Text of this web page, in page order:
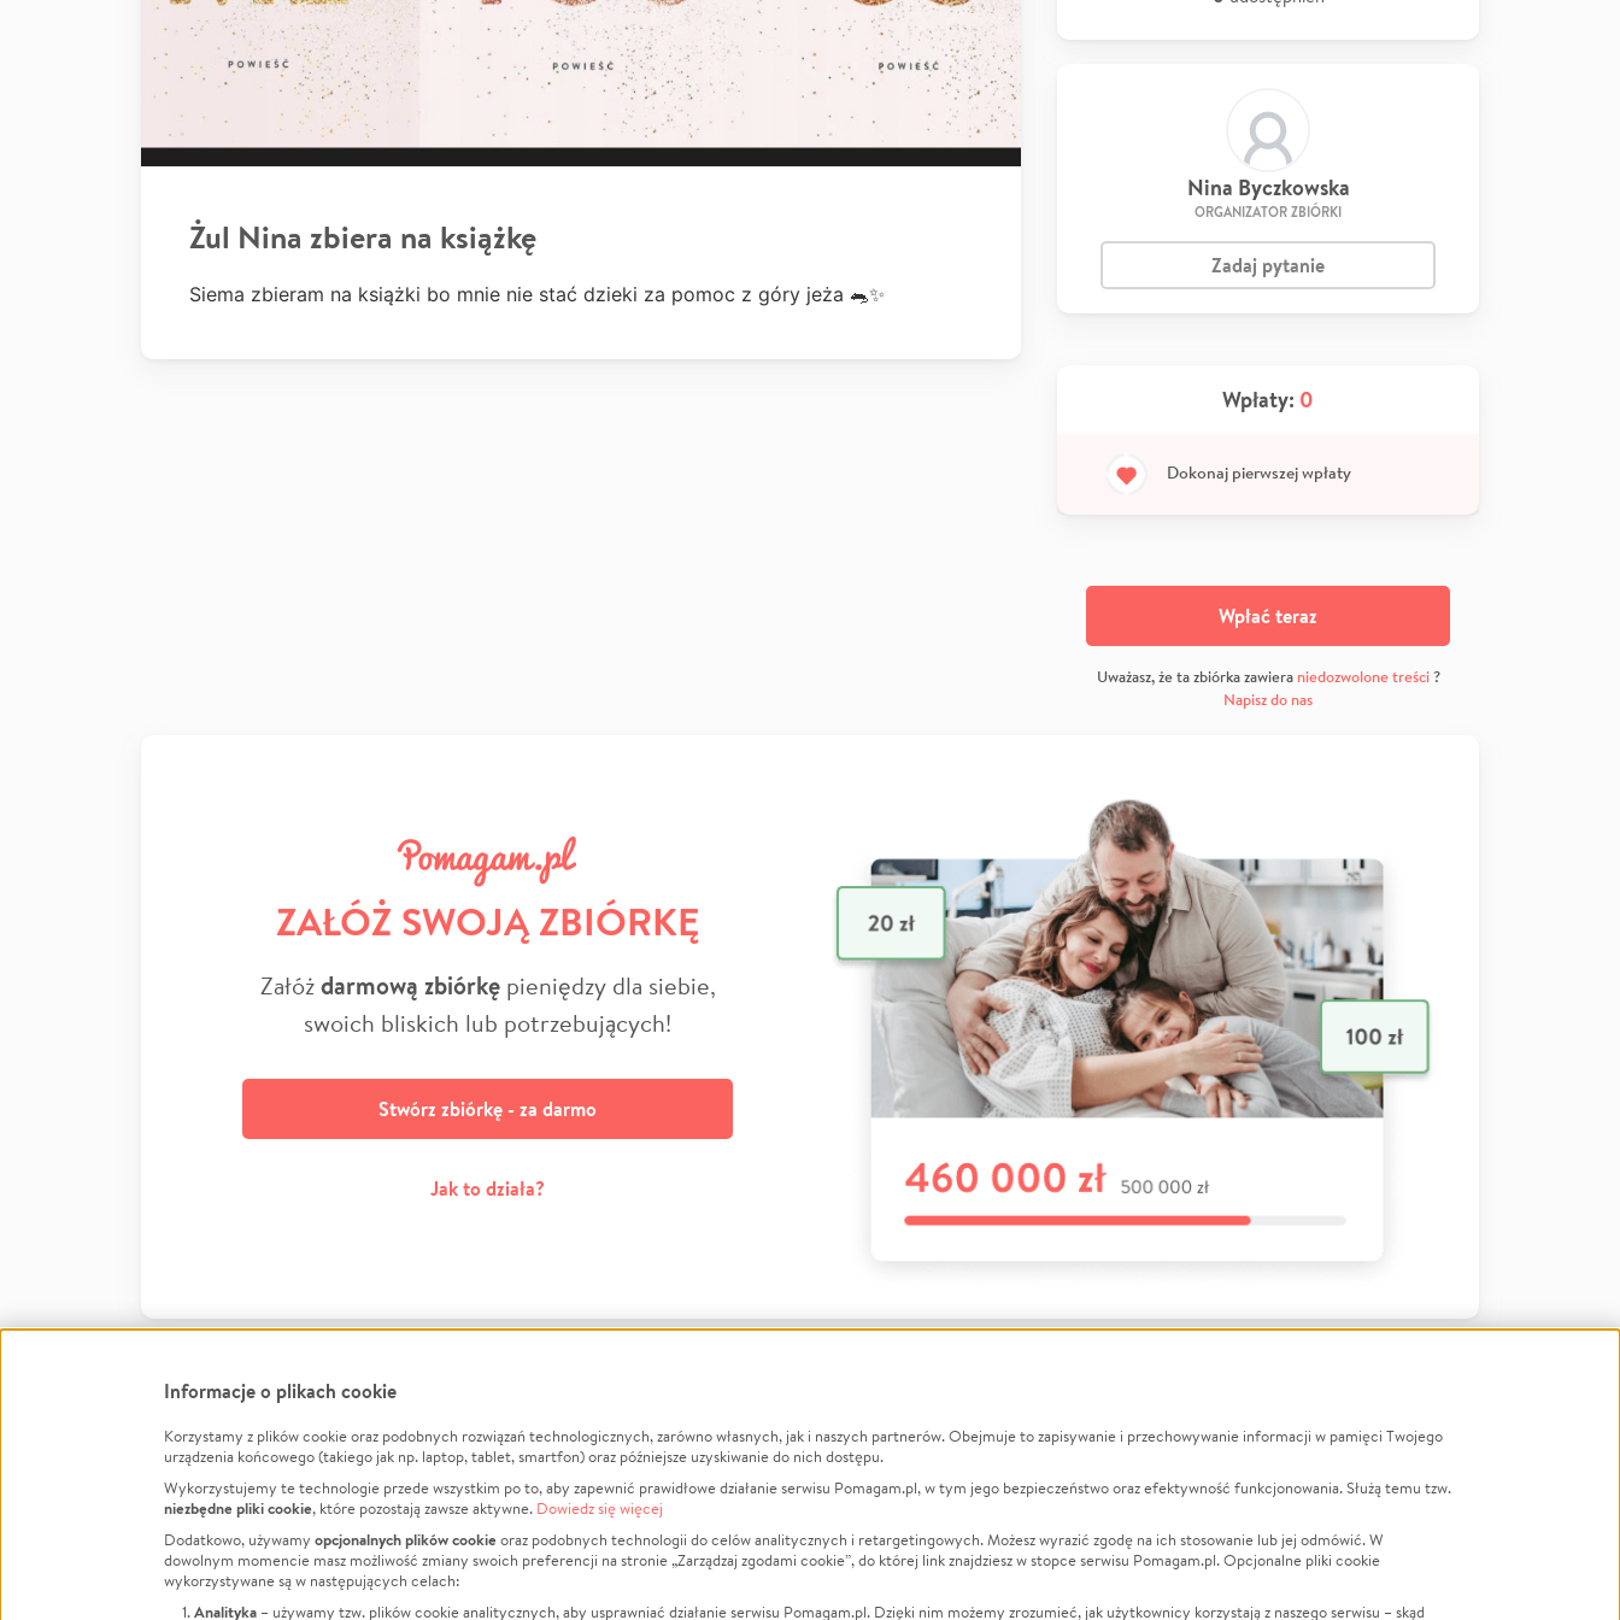
Żul Nina zbiera na książkę
Siema zbieram na książki bo mnie nie stać dzieki za pomoc z góry jeża 🐀✨
Nina Byczkowska
ORGANIZATOR ZBIÓRKI
Zadaj pytanie
Wpłaty: 0
Dokonaj pierwszej wpłaty
Wpłać teraz
Uważasz, że ta zbiórka zawiera niedozwolone treści?
Napisz do nas
ZAŁÓŻ SWOJĄ ZBIÓRKĘ
Załóżdarmową zbiórkępieniędzy dla siebie,
swoich bliskich lub potrzebujących!
Stwórz zbiórkę - za darmo
Jak to działa?
FacebookTwitter Instagram
LinkedInTikTok Youtube
Informacje
Jak to działa?
Regulamin
Polityka Prywatności
O nas
Opinie
Raporty
Za darmo
Zbieraj na
Leczenie
Zwierzęta
Pożar
LGBTQ+
Powódź
Wichura
Informacje o plikach cookie
Korzystamy z plików cookie oraz podobnych rozwiązań technologicznych, zarówno własnych, jak i naszych partnerów. Obejmuje to zapisywanie i przechowywanie informacji w pamięci Twojego
urządzenia końcowego (takiego jak np. laptop, tablet, smartfon) oraz późniejsze uzyskiwanie do nich dostępu.
Wykorzystujemy te technologie przede wszystkim po to, aby zapewnić prawidłowe działanie serwisu Pomagam.pl, w tym jego bezpieczeństwo oraz efektywność funkcjonowania. Służą temu tzw.
niezbędne pliki cookie, które pozostają zawsze aktywne. Dowiedz się więcej
Dodatkowo, używamy opcjonalnych plików cookieoraz podobnych technologii do celów analitycznych i retargetingowych. Możesz wyrazić zgodę na ich stosowanie lub jej odmówić. W
dowolnym momencie masz możliwość zmiany swoich preferencji na stronie „Zarządzaj zgodami cookie”, do której link znajdziesz w stopce serwisu Pomagam.pl. Opcjonalne pliki cookie
wykorzystywane są w następujących celach:
Analityka – używamy tzw. plików cookie analitycznych, aby usprawniać działanie serwisu Pomagam.pl. Dzięki nim możemy zrozumieć, jak użytkownicy korzystają z naszego serwisu – skąd